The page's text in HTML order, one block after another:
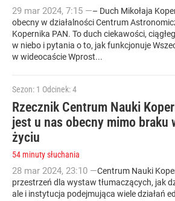
29 mar 2024, 7:15 —– Duch Mikołaja
obecny w działalności Centrum
Kopernika PAN. To duch ciekawości,
w niebo i pytania o to, jak funkcjonuje
w wideocaście Wprost...
Sezon: 1 Odcinek: 4
Rzecznik Centrum Nauki
jest u nas obecny mimo braku
życiu
54 minuty słuchania
28 mar 2024, 23:10 —Centrum Nauki
przestrzeń dla wystaw tłumaczących, jak
ale i instytucja podejmująca wiele działań